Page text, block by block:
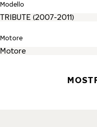
Modello
Motore